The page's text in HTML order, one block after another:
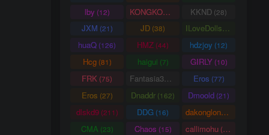
lby (12) KONGKONG KKND (28)
JXM (21) JD (38) ILoveDolls
(66)
huaQ (126) HMZ (44) hdzjoy (12)
Hcg(81) haigui (7) GIRLY(10)
FRK (75) Fantasia3DArt (55)Eros (77)
Eros (27) Dnaddr (162) Dmoold (21)
dlskd9(211) DDG (16) dakonglong(20)
CMA (23) Chaos (15) callimohu (57)